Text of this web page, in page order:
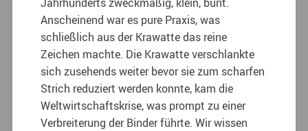
Anscheinend war es pure Praxis, was
schließlich aus der Krawatte das reine
Zeichen machte. Die Krawatte verschlankte
sich zusehends weiter bevor sie zum scharfen
Strich reduziert werden konnte, kam die
Weltwirtschaftskrise, was prompt zu einer
Verbreiterung der Binder führte. Wir wissen